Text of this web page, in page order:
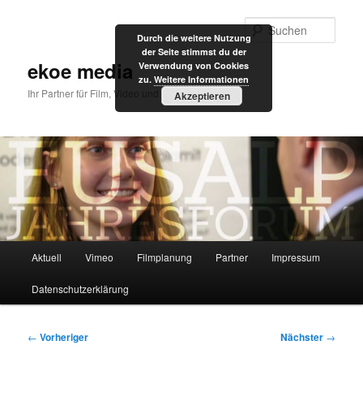
ekoe media
Ihr Partner für Film, Video und Internet
Aktuell Vimeo Filmplanung Partner Impressum
Datenschutzerklärung
Beitragsnavigation
← Vorheriger Nächster →
Durch die weitere Nutzung
der Seite stimmst du der
Verwendung von Cookies
zu. Weitere Informationen
Akzeptieren